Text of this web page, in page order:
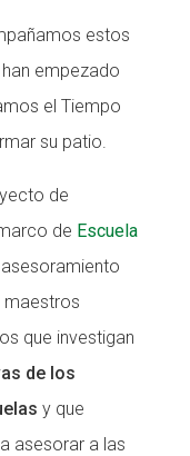
estos
empezado
el Tiempo
su patio.
de
de Escuela
maestros
que investigan
de los
y que
asesorar a las